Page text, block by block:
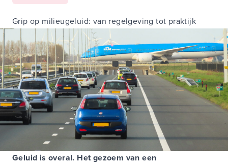
Grip op milieugeluid: van regelgeving tot praktijk
Geluid is overal. Het gezoem van een